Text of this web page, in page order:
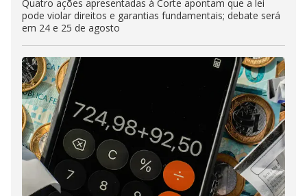
Quatro ações apresentadas à Corte apontam que a lei
pode violar direitos e garantias fundamentais; debate será
em 24 e 25 de agosto